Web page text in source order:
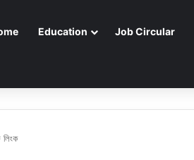
Education Job Circular
লিংক